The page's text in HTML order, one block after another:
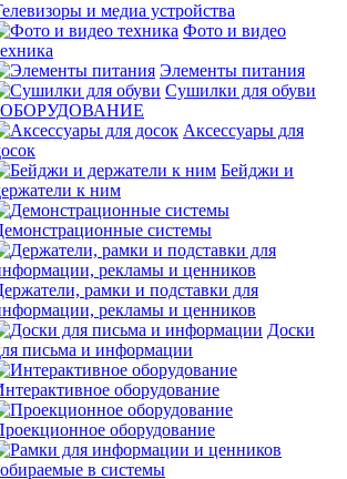
и медиа устройства
Фото и видео
Элементы питания
Сушилки для обуви
Аксессуары для
Бейджи и
к ним
системы
рамки и подставки для
рекламы и ценников
Доски
письма и информации
оборудование
оборудование